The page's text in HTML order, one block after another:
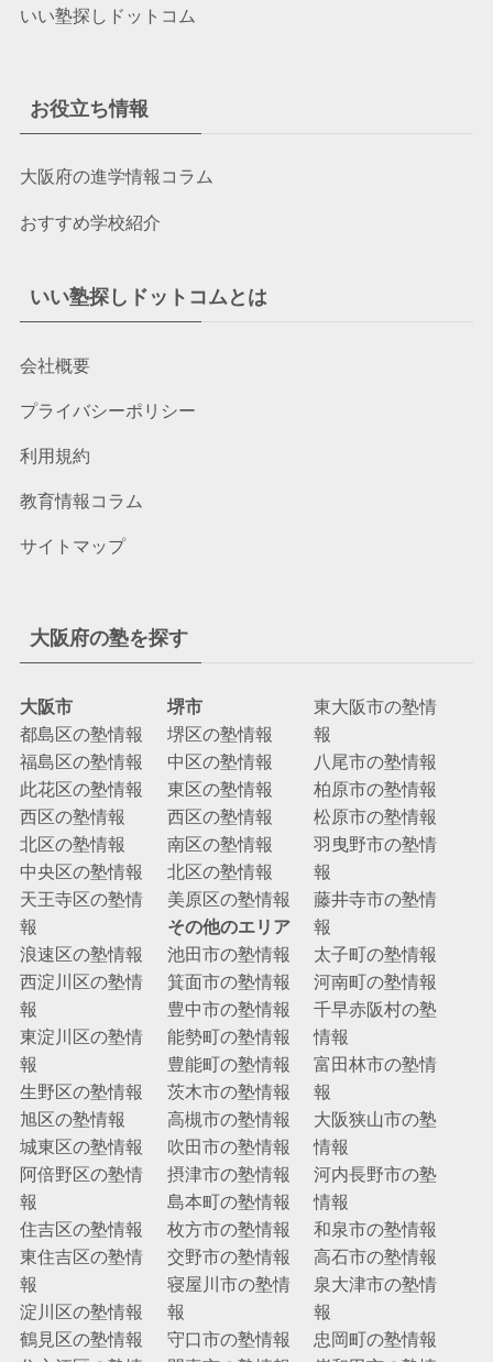
いい塾探しドットコム
お役立ち情報
大阪府の進学情報コラム
おすすめ学校紹介
いい塾探しドットコムとは
会社概要
プライバシーポリシー
利用規約
教育情報コラム
サイトマップ
大阪府の塾を探す
大阪市
都島区の塾情報
福島区の塾情報
此花区の塾情報
西区の塾情報
北区の塾情報
中央区の塾情報
天王寺区の塾情
報
浪速区の塾情報
西淀川区の塾情
報
東淀川区の塾情
報
生野区の塾情報
旭区の塾情報
城東区の塾情報
阿倍野区の塾情
報
住吉区の塾情報
東住吉区の塾情
報
淀川区の塾情報
鶴見区の塾情報
堺市
堺区の塾情報
中区の塾情報
東区の塾情報
西区の塾情報
南区の塾情報
北区の塾情報
美原区の塾情報
その他のエリア
池田市の塾情報
箕面市の塾情報
豊中市の塾情報
能勢町の塾情報
豊能町の塾情報
茨木市の塾情報
高槻市の塾情報
吹田市の塾情報
摂津市の塾情報
島本町の塾情報
枚方市の塾情報
交野市の塾情報
寝屋川市の塾情
報
守口市の塾情報
東大阪市の塾情
報
八尾市の塾情報
柏原市の塾情報
松原市の塾情報
羽曳野市の塾情
報
藤井寺市の塾情
報
太子町の塾情報
河南町の塾情報
千早赤阪村の塾
情報
富田林市の塾情
報
大阪狭山市の塾
情報
河内長野市の塾
情報
和泉市の塾情報
高石市の塾情報
泉大津市の塾情
報
忠岡町の塾情報